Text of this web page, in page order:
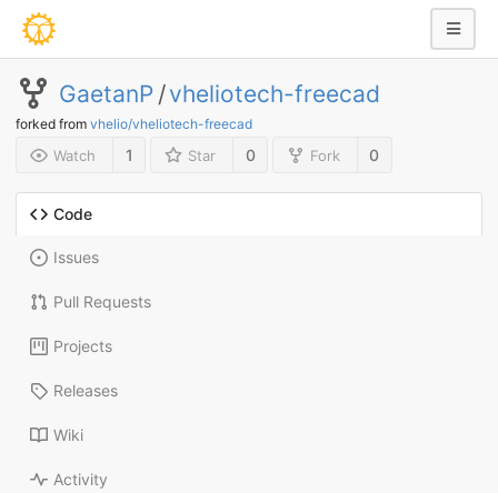
GaetanP /vheliotech-freecad
forked from vhelio/vheliotech-freecad
Watch 1 Star 0 Fork 0
Code
Issues
Pull Requests
Projects
Releases
Wiki
Activity